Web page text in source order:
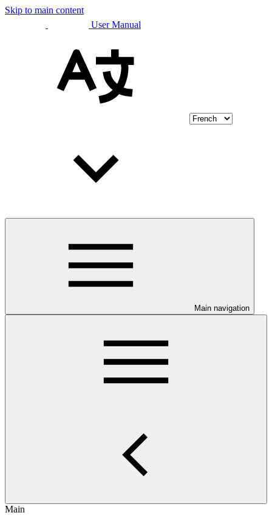
Skip to main content
User Manual
Main navigation
Main